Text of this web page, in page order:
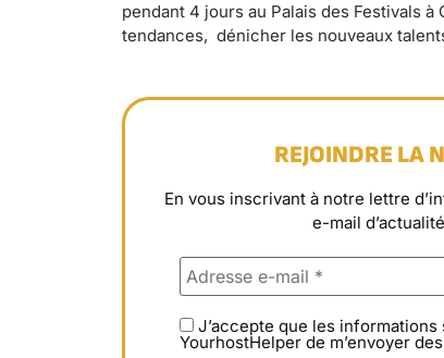
pendant 4 jours au Palais des Festivals
tendances, dénicher les nouveaux
REJOINDRE LA
En vous inscrivant à notre lettre
e-mail
J’accepte que les
YourhostHelper de m’envoyer